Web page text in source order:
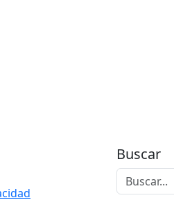
Buscar